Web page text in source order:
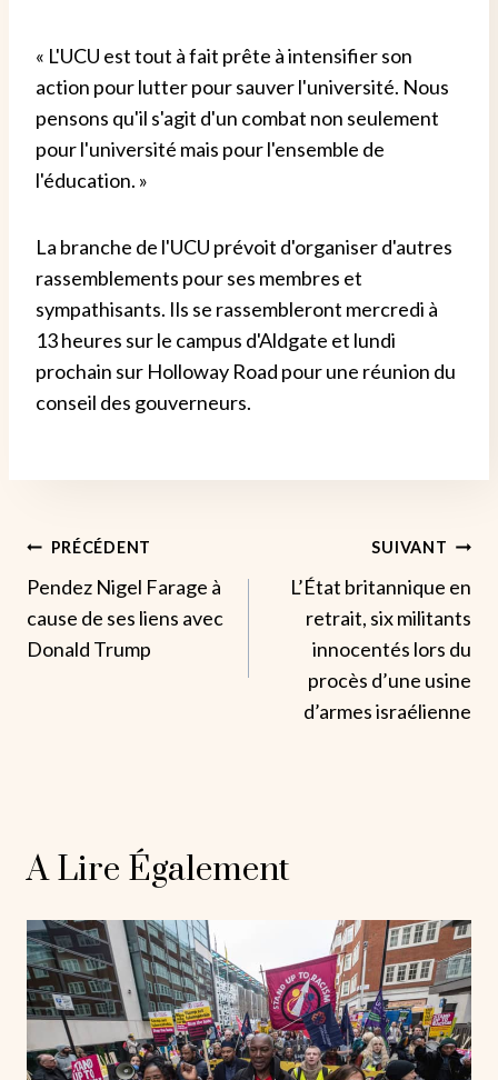
« L'UCU est tout à fait prête à intensifier son
action pour lutter pour sauver l'université. Nous
pensons qu'il s'agit d'un combat non seulement
pour l'université mais pour l'ensemble de
l'éducation. »
La branche de l'UCU prévoit d'organiser d'autres
rassemblements pour ses membres et
sympathisants. Ils se rassembleront mercredi à
13 heures sur le campus d'Aldgate et lundi
prochain sur Holloway Road pour une réunion du
conseil des gouverneurs.
Navigation
De
L’article
PRÉCÉDENT
Pendez Nigel Farage à
cause de ses liens avec
Donald Trump
SUIVANT
L’État britannique en
retrait, six militants
innocentés lors du
procès d’une usine
d’armes israélienne
A Lire Également